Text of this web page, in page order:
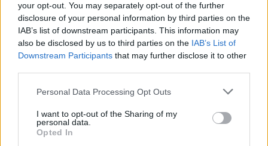
your opt-out. You may separately opt-out of the further
disclosure of your personal information by third parties on the
IAB’s list of downstream participants. This information may
also be disclosed by us to third parties on the IAB’s List of
Downstream Participants that may further disclose it to other
Please note that this website/app uses one or more Google
not limited to your visit or usage behaviour. You may click to
grant or deny consent to Google and its third-party tags to
use your data for below specified purposes in below Google
Personal Data Processing Opt Outs
I want to opt-out of the Sharing of my
personal data.
Opted In
Ezekre az aktív csalásokra és
átverésekre figyelmeztet a
Google
PCW.lite | 2025.11.13 08:21
frissítése alapján tényleg egy
hibrid konzol a Microsoft új
generációjának nagy dobása